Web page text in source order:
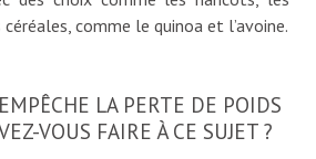
comme le quinoa et l’avoine.
LA PERTE DE POIDS
VOUS FAIRE À CE SUJET ?